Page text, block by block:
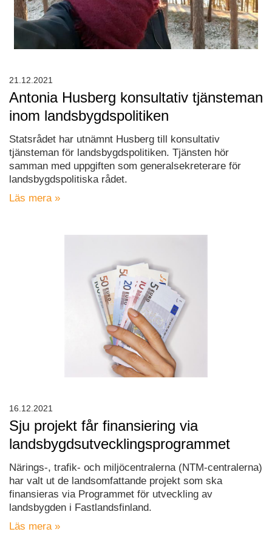
Antonia Husberg konsultativ tjänsteman
inom landsbygdspolitiken
Statsrådet har utnämnt Husberg till konsultativ
tjänsteman för landsbygdspolitiken. Tjänsten hör
samman med uppgiften som generalsekreterare för
landsbygdspolitiska rådet.
Läs mera »
21.12.2021
Sju projekt får finansiering via
landsbygdsutvecklingsprogrammet
Närings-, trafik- och miljöcentralerna (NTM-centralerna)
har valt ut de landsomfattande projekt som ska
finansieras via Programmet för utveckling av
landsbygden i Fastlandsfinland.
Läs mera »
16.12.2021